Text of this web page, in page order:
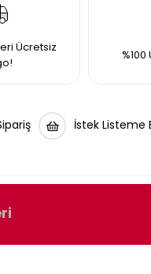
Ücretsiz
İstek Listeme